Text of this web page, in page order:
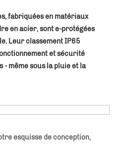
fabriquées en matériaux
en acier, sont e-protégées
Leur classement IP65
et sécurité
- même sous la pluie et la
esquisse de conception,